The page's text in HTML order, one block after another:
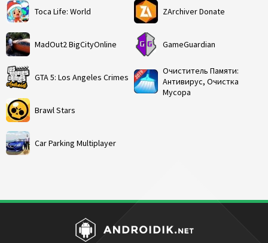
Toca Life: World
MadOut2 BigCityOnline
GTA 5: Los Angeles Crimes
Brawl Stars
Car Parking Multiplayer
ZArchiver Donate
GameGuardian
Очиститель Памяти:
Антивирус, Очистка
Мусора